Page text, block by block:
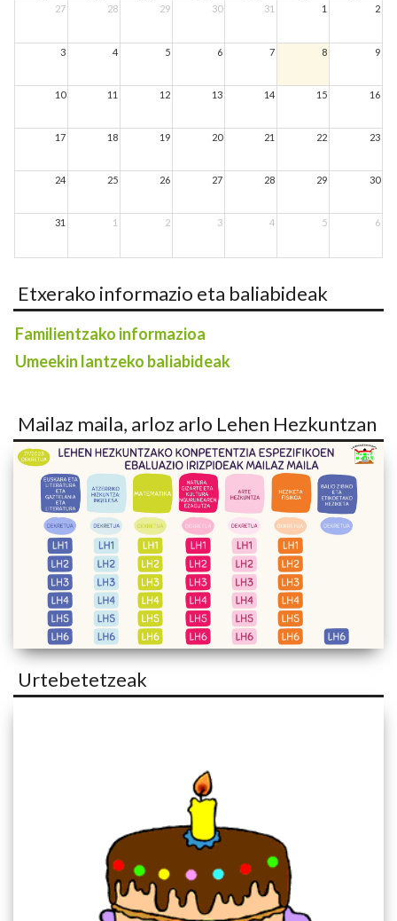
27
28 29 30 31 1 2
3 4 5 6 7 8 9
10 11 12 13 14 15 16
17 18 19 20 21 22 23
24 25 26 27 28 29 30
31 1 2 3 4 5 6
Etxerako informazio eta baliabideak
Familientzako informazioa
Umeekin lantzeko baliabideak
Mailaz maila, arloz arlo Lehen Hezkuntzan
Urtebetetzeak